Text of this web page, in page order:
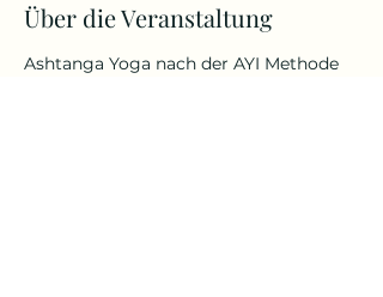
Über die Veranstaltung
Ashtanga Yoga nach der AYI Methode